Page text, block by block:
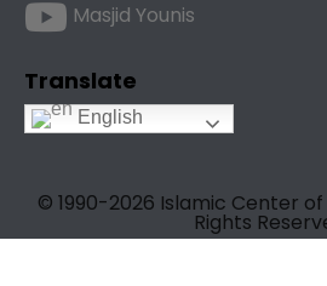
Masjid Younis
Translate
English
© 1990-2026 Islamic Center
Rights